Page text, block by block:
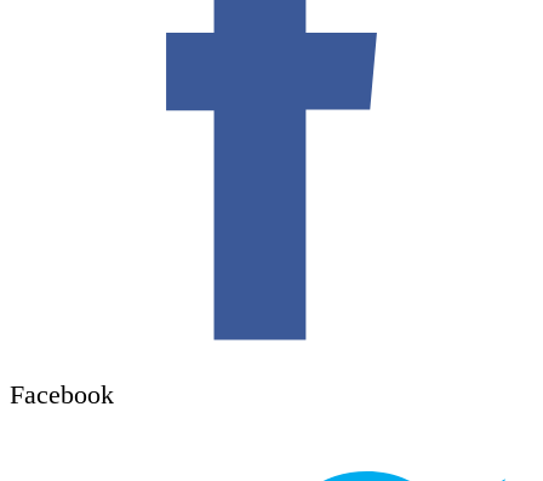
Facebook